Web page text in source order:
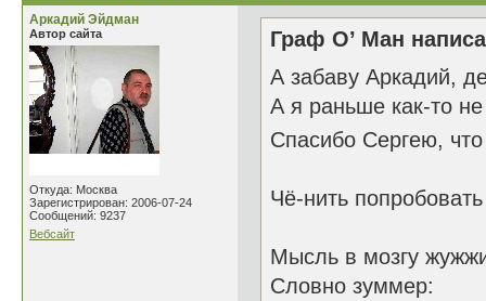
Аркадий Эйдман
Автор сайта
Откуда: Москва
Зарегистрирован: 2006-07-24
Сообщений: 9237
Вебсайт
Граф О’ Ман
А забаву Аркадий,
А я раньше как-то
Спасибо Сергею,
Чё-нить
Мысль в мозгу
Словно зуммер: